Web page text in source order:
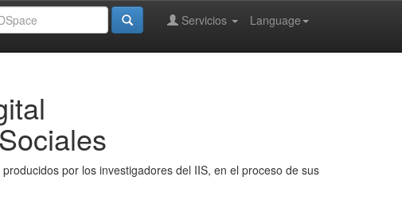
Language
Servicios
por los investigadores del IIS, en el proceso de sus